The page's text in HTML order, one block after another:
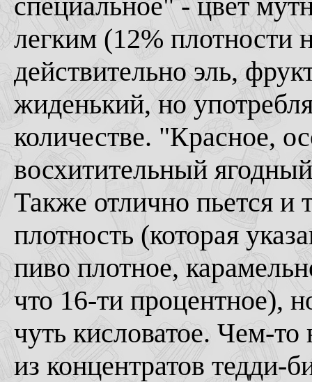
легким (12% плотности
действительно эль,
жиденький, но
количестве. "Красное,
восхитительный
Также отлично пьется и
плотность (которая
пиво плотное,
что 16-ти процентное),
чуть кисловатое. Чем-
из концентратов тедди-